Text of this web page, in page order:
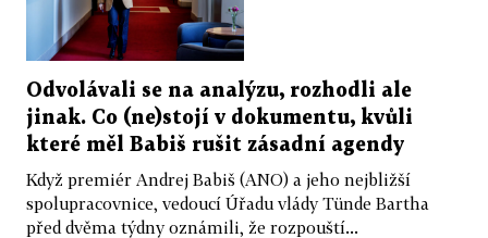
Odvolávali se na analýzu, rozhodli ale
jinak. Co (ne)stojí v dokumentu, kvůli
které měl Babiš rušit zásadní agendy
Když premiér Andrej Babiš (ANO) a jeho nejbližší
spolupracovnice, vedoucí Úřadu vlády Tünde Bartha
před dvěma týdny oznámili, že rozpouští...